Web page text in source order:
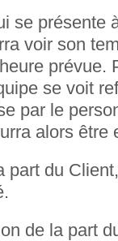
se présente
voir son
prévue.
se voit
par le
alors être
part du
de la part